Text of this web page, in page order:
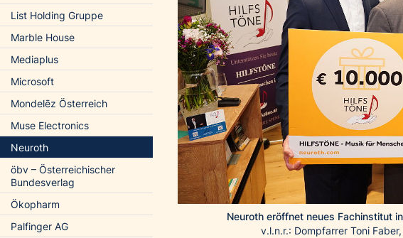
List Holding Gruppe
Marble House
Mediaplus
Microsoft
Mondelēz Österreich
Muse Electronics
Neuroth
öbv – Österreichischer
Bundesverlag
Ökopharm
Palfinger AG
Neuroth eröffnet neues Fachinstitut
v.l.n.r.: Dompfarrer Toni